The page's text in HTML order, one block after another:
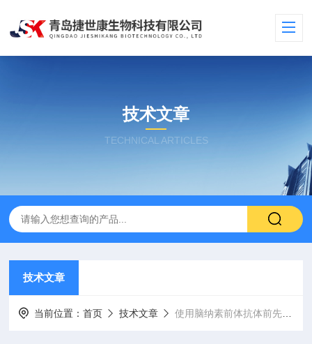
技术文章
TECHNICAL ARTICLES
技术文章
当前位置：首页 技术文章 使用脑纳素前体抗体前先了解其基本概念